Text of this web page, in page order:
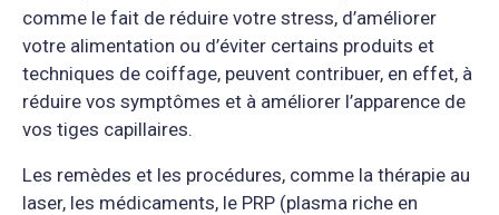
comme le fait de réduire votre stress, d’améliorer
votre alimentation ou d’éviter certains produits et
techniques de coiffage, peuvent contribuer, en effet, à
réduire vos symptômes et à améliorer l’apparence de
vos tiges capillaires.
Les remèdes et les procédures, comme la thérapie au
laser, les médicaments, le PRP (plasma riche en